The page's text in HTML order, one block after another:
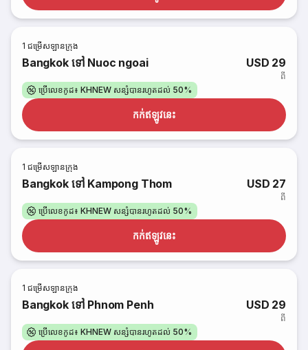
1 ជម្រើសឡានក្រុង
Bangkok ទៅ Nuoc ngoai USD 29
ពី
ប្រើលេខកូដ៖ KHNEW សន្សំបានរហូតដល់ 50%
កក់​ឥឡូវនេះ
1 ជម្រើសឡានក្រុង
Bangkok ទៅ Kampong Thom USD 27
ពី
ប្រើលេខកូដ៖ KHNEW សន្សំបានរហូតដល់ 50%
កក់​ឥឡូវនេះ
1 ជម្រើសឡានក្រុង
Bangkok ទៅ Phnom Penh USD 29
ពី
ប្រើលេខកូដ៖ KHNEW សន្សំបានរហូតដល់ 50%